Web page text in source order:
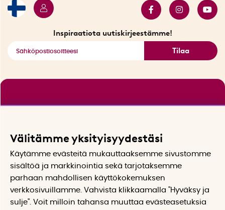
Inspiraatiota uutiskirjeestämme!
Tilaa
Välitämme yksityisyydestäsi
Käytämme evästeitä mukauttaaksemme sivustomme
sisältöä ja markkinointia sekä tarjotaksemme
parhaan mahdollisen käyttökokemuksen
verkkosivuillamme. Vahvista klikkaamalla "Hyväksy ja
sulje". Voit milloin tahansa muuttaa evästeasetuksia